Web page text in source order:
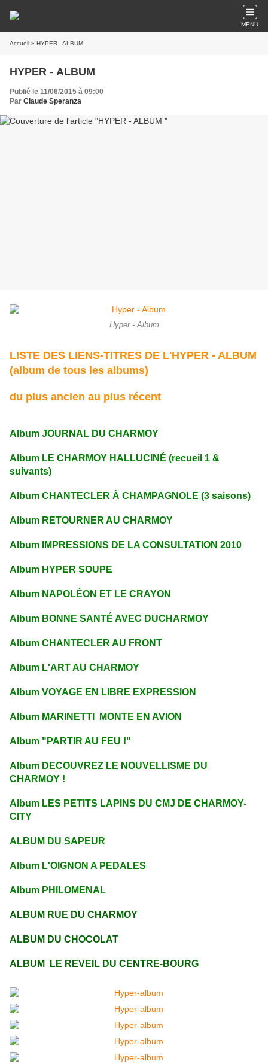
MENU
Accueil » HYPER - ALBUM
HYPER - ALBUM
Publié le 11/06/2015 à 09:00
Par Claude Speranza
Hyper - Album
LISTE DES LIENS-TITRES DE L'HYPER - ALBUM
(album de tous les albums)
du plus ancien au plus récent
Album JOURNAL DU CHARMOY
Album LE CHARMOY HALLUCINÉ (recueil 1 &
suivants)
Album CHANTECLER À CHAMPAGNOLE (3 saisons)
Album RETOURNER AU CHARMOY
Album IMPRESSIONS DE LA CONSULTATION 2010
Album HYPER SOUPE
Album NAPOLÉON ET LE CRAYON
Album BONNE SANTÉ AVEC DUCHARMOY
Album CHANTECLER AU FRONT
Album L'ART AU CHARMOY
Album VOYAGE EN LIBRE EXPRESSION
Album MARINETTI MONTE EN AVION
Album "PARTIR AU FEU !"
Album DECOUVREZ LE NOUVELLISME DU
CHARMOY !
Album LES PETITS LAPINS DU CMJ DE CHARMOY-
CITY
ALBUM DU SAPEUR
Album L'OIGNON A PEDALES
Album PHILOMENAL
ALBUM RUE DU CHARMOY
ALBUM DU CHOCOLAT
ALBUM LE REVEIL DU CENTRE-BOURG